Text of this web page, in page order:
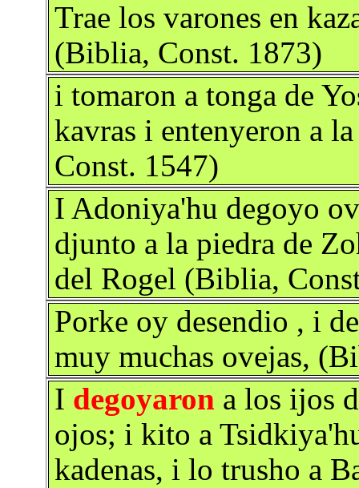
Trae los varones en
(Biblia, Const. 1873)
i tomaron a tonga de
kavras i entenyeron a
Const. 1547)
I Adoniya'hu degoyo
djunto a la piedra de
del Rogel (Biblia,
Porke oy desendio , i
muy muchas ovejas,
I degoyaron a los ijos
ojos; i kito a
kadenas, i lo trusho a